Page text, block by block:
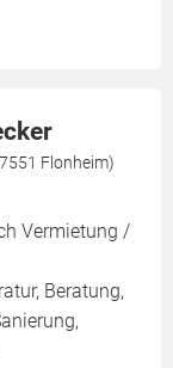
Flonheim)
Vermietung /
Beratung,